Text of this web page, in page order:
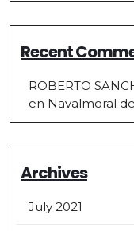
Recent
ROBERTO
en Navalmoral
Archives
July 2021